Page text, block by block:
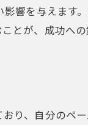
響を与えます
とが、成功への
り、自分のペ